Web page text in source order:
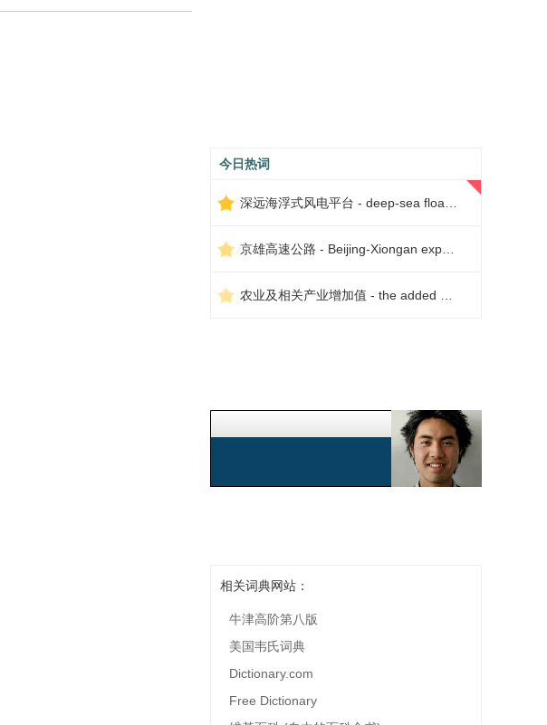
今日热词
相关词典网站：
牛津高阶第八版
美国韦氏词典
Dictionary.com
Free Dictionary